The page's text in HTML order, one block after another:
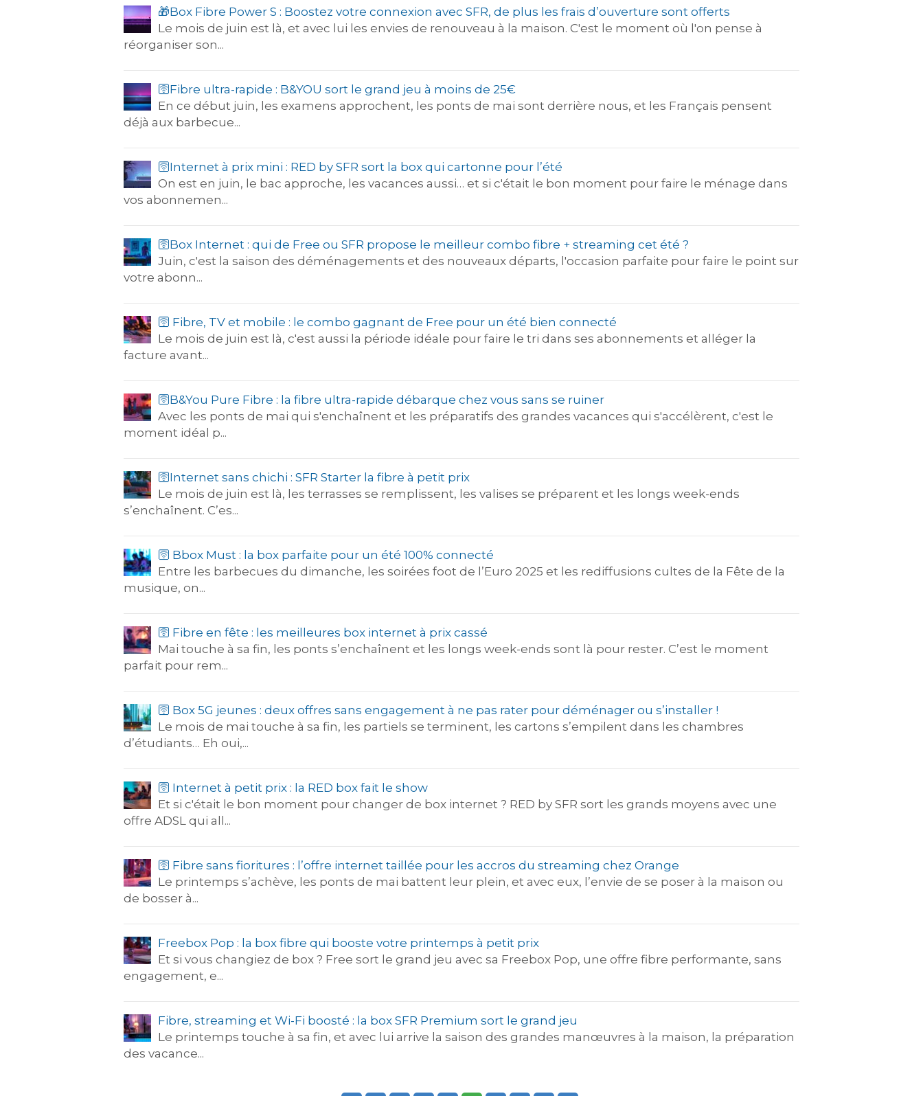
🎁Box Fibre Power S : Boostez votre connexion avec SFR, de plus les frais d’ouverture sont offerts
Le mois de juin est là, et avec lui les envies de renouveau à la maison. C'est le moment où l'on pense à
réorganiser son...
🛜Fibre ultra-rapide : B&YOU sort le grand jeu à moins de 25€
En ce début juin, les examens approchent, les ponts de mai sont derrière nous, et les Français pensent
déjà aux barbecue...
​🛜​Internet à prix mini : RED by SFR sort la box qui cartonne pour l’été
On est en juin, le bac approche, les vacances aussi… et si c'était le bon moment pour faire le ménage dans
vos abonnemen...
🛜Box Internet : qui de Free ou SFR propose le meilleur combo fibre + streaming cet été ?
Juin, c'est la saison des déménagements et des nouveaux départs, l'occasion parfaite pour faire le point sur
votre abonn...
🛜 Fibre, TV et mobile : le combo gagnant de Free pour un été bien connecté
Le mois de juin est là, c'est aussi la période idéale pour faire le tri dans ses abonnements et alléger la
facture avant...
🛜B&You Pure Fibre : la fibre ultra-rapide débarque chez vous sans se ruiner
Avec les ponts de mai qui s'enchaînent et les préparatifs des grandes vacances qui s'accélèrent, c'est le
moment idéal p...
🛜Internet sans chichi : SFR Starter la fibre à petit prix
Le mois de juin est là, les terrasses se remplissent, les valises se préparent et les longs week-ends
s’enchaînent. C’es...
🛜 Bbox Must : la box parfaite pour un été 100% connecté
Entre les barbecues du dimanche, les soirées foot de l’Euro 2025 et les rediffusions cultes de la Fête de la
musique, on...
🛜 Fibre en fête : les meilleures box internet à prix cassé
Mai touche à sa fin, les ponts s’enchaînent et les longs week-ends sont là pour rester. C’est le moment
parfait pour rem...
🛜 Box 5G jeunes : deux offres sans engagement à ne pas rater pour déménager ou s’installer !
Le mois de mai touche à sa fin, les partiels se terminent, les cartons s’empilent dans les chambres
d’étudiants… Eh oui,...
🛜 Internet à petit prix : la RED box fait le show
Et si c'était le bon moment pour changer de box internet ? RED by SFR sort les grands moyens avec une
offre ADSL qui all...
🛜 Fibre sans fioritures : l’offre internet taillée pour les accros du streaming chez Orange
Le printemps s’achève, les ponts de mai battent leur plein, et avec eux, l’envie de se poser à la maison ou
de bosser à...
Freebox Pop : la box fibre qui booste votre printemps à petit prix
Et si vous changiez de box ? Free sort le grand jeu avec sa Freebox Pop, une offre fibre performante, sans
engagement, e...
Fibre, streaming et Wi-Fi boosté : la box SFR Premium sort le grand jeu
Le printemps touche à sa fin, et avec lui arrive la saison des grandes manœuvres à la maison, la préparation
des vacance...